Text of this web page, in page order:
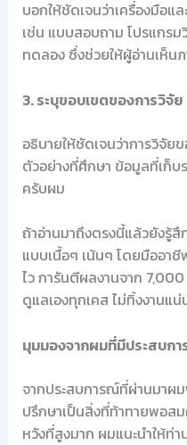
บอกให้ชัดเจนว่าเครื่องมือแ
เช่น แบบสอบถาม โปรแกร
ทดลอง ซึ่งช่วยให้ผู้อ่านเห็น
3. ระบุขอบเขตของการวิจัย
อธิบายให้ชัดเจนว่าการวิจั
ตัวอย่างที่ศึกษา ข้อมูลที่เก็บ
ครับผม
ถ้าอ่านมาถึงตรงนี้แล้วยังรู้
แบบเนื้อๆ เน้นๆ โดยมืออาชี
ไว การันตีผลงานจาก
ดูแลเองทุกเคส ไม่ทิ้งงานแ
มุมมองจากผมที่มีประสบก
จากประสบการณ์ที่ผ่านมาผ
ปรึกษาเป็นสิ่งที่ท้าทายพอส
หวังที่สูงมาก ผมแนะนำให้ท่า